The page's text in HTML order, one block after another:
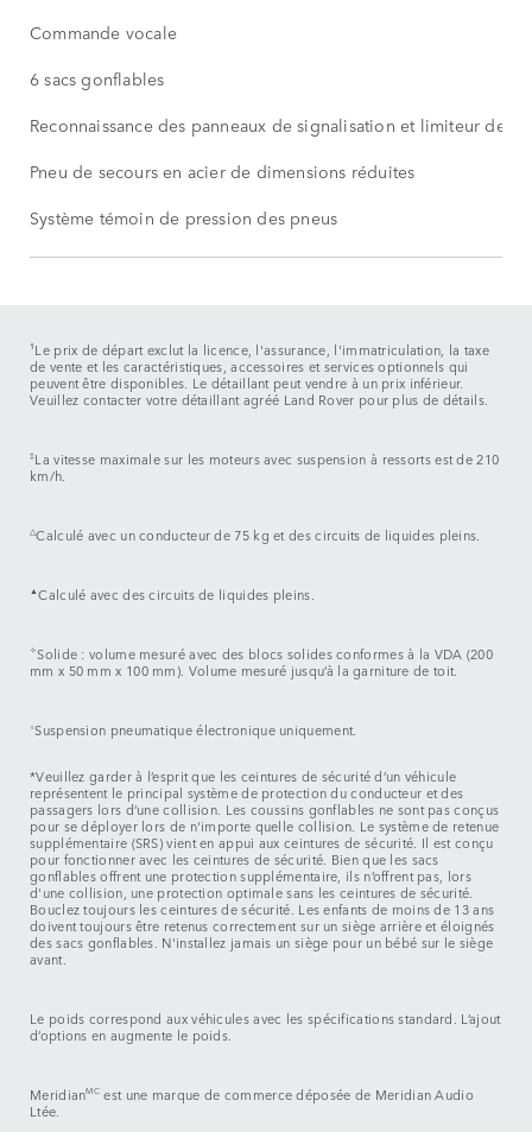
Commande vocale
6 sacs gonflables
Reconnaissance des panneaux de signalisation et limiteur de
Pneu de secours en acier de dimensions réduites
Système témoin de pression des pneus
¹Le prix de départ exclut la licence, l'assurance, l'immatriculation, la taxe
de vente et les caractéristiques, accessoires et services optionnels qui
peuvent être disponibles. Le détaillant peut vendre à un prix inférieur.
Veuillez contacter votre détaillant agréé Land Rover pour plus de détails.
‡La vitesse maximale sur les moteurs avec suspension à ressorts est de 210
km/h.
△Calculé avec un conducteur de 75 kg et des circuits de liquides pleins.
▲Calculé avec des circuits de liquides pleins.
✧Solide : volume mesuré avec des blocs solides conformes à la VDA (200
mm x 50 mm x 100 mm). Volume mesuré jusqu’à la garniture de toit.
⬨Suspension pneumatique électronique uniquement.
*Veuillez garder à l’esprit que les ceintures de sécurité d’un véhicule
représentent le principal système de protection du conducteur et des
passagers lors d’une collision. Les coussins gonflables ne sont pas conçus
pour se déployer lors de n'importe quelle collision. Le système de retenue
supplémentaire (SRS) vient en appui aux ceintures de sécurité. Il est conçu
pour fonctionner avec les ceintures de sécurité. Bien que les sacs
gonflables offrent une protection supplémentaire, ils n’offrent pas, lors
d'une collision, une protection optimale sans les ceintures de sécurité.
Bouclez toujours les ceintures de sécurité. Les enfants de moins de 13 ans
doivent toujours être retenus correctement sur un siège arrière et éloignés
des sacs gonflables. N'installez jamais un siège pour un bébé sur le siège
avant.
Le poids correspond aux véhicules avec les spécifications standard. L’ajout
d’options en augmente le poids.
MeridianMC est une marque de commerce déposée de Meridian Audio
Ltée.